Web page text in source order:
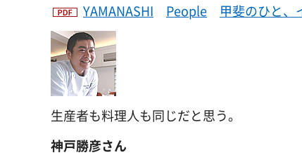
YAMANASHI People 甲斐のひと、
生産者も料理人も同じだと思う。
神戸勝彦さん